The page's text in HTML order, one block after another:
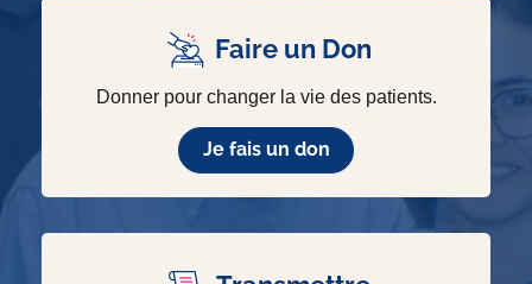
Faire un Don
Donner pour changer la vie des patients.
Je fais un don